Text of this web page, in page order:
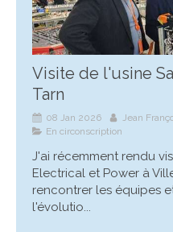
Visite de l'usine
Tarn
08 Jan 2026
Jean
En circonscription
J'ai récemment rendu
Electrical et Power à
rencontrer les équipes
l'évolutio...